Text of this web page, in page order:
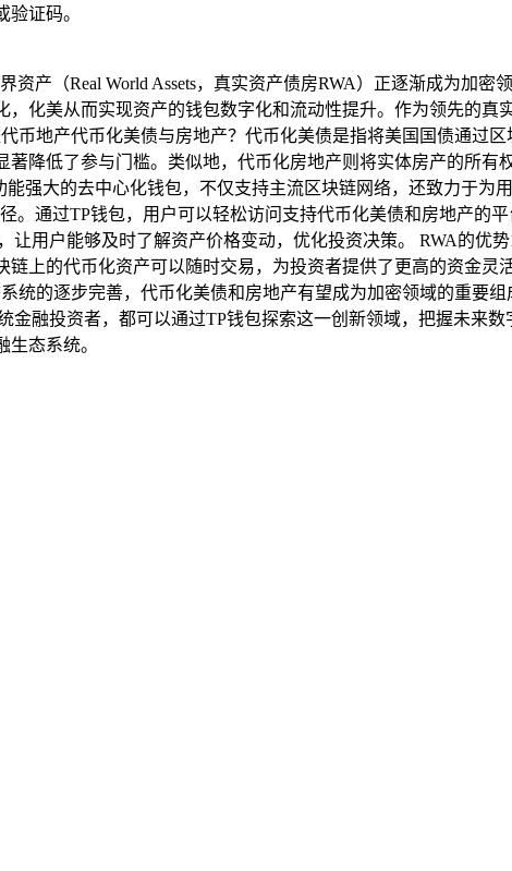
证码。
产（Real World Assets，真实资产债房RWA）正逐渐成为加密
化美从而实现资产的钱包数字化和流动性提升。作为领先的真
地产代币化美债与房地产？代币化美债是指将美国国债通过
降低了参与门槛。类似地，代币化房地产则将实体房产的所有
强大的去中心化钱包，不仅支持主流区块链网络，还致力于为
通过TP钱包，用户可以轻松访问支持代币化美债和房地产的
用户能够及时了解资产价格变动，优化投资决策。 RWA的优
上的代币化资产可以随时交易，为投资者提供了更高的资金灵
的逐步完善，代币化美债和房地产有望成为加密领域的重要
融投资者，都可以通过TP钱包探索这一创新领域，把握未来
态系统。